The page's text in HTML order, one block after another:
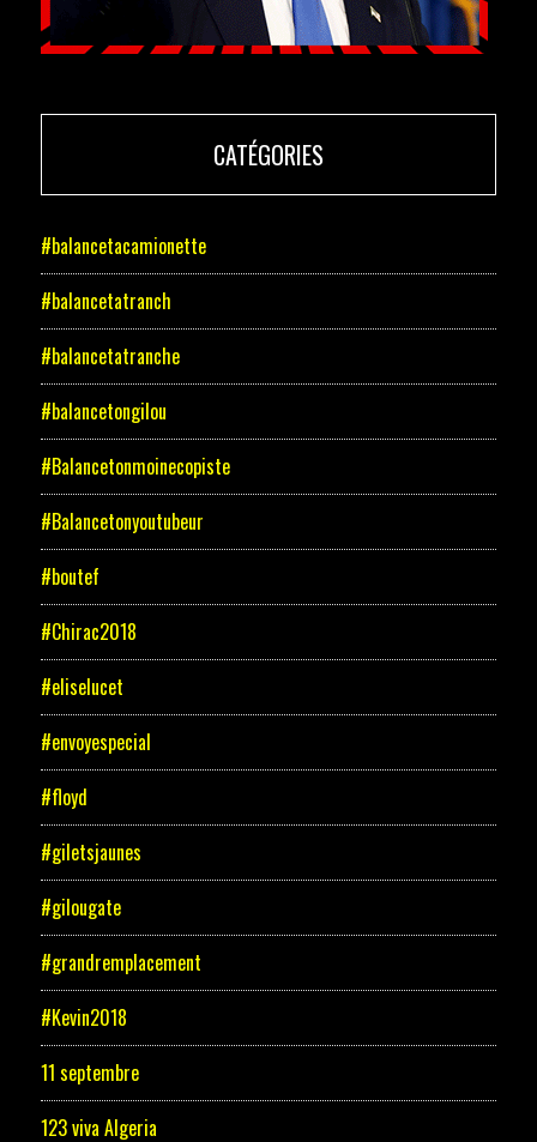
CATÉGORIES
#balancetacamionette
#balancetatranch
#balancetatranche
#balancetongilou
#Balancetonmoinecopiste
#Balancetonyoutubeur
#boutef
#Chirac2018
#eliselucet
#envoyespecial
#floyd
#giletsjaunes
#gilougate
#grandremplacement
#Kevin2018
11 septembre
123 viva Algeria